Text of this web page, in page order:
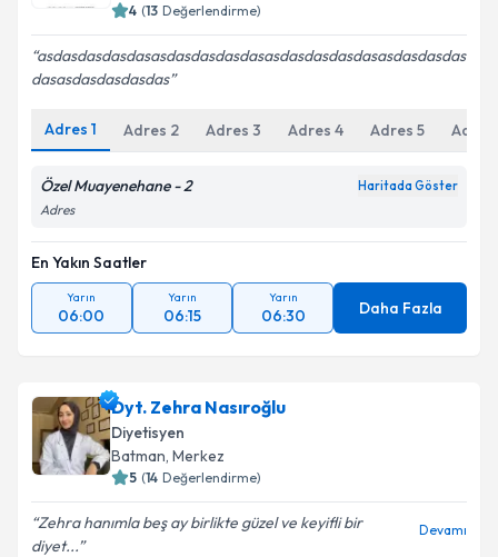
4 (13 Değerlendirme)
asdasdasdasdasasdasdasdasdasasdasdasdasdasasdasdasdas
dasasdasdasdasdas
Adres 1 Adres 2 Adres 3 Adres 4 Adres 5 Adres
Özel Muayenehane - 2 Haritada Göster
Adres
En Yakın Saatler
Yarın
06:00
Yarın
06:15
Yarın
06:30 Daha Fazla
Dyt. Zehra Nasıroğlu
Diyetisyen
Batman, Merkez
5 (14 Değerlendirme)
Zehra hanımla beş ay birlikte güzel ve keyifli bir
diyet...
Devamı